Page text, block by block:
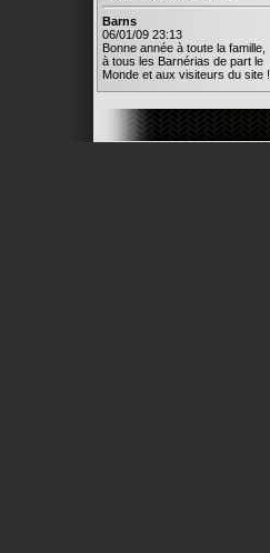
Barns
06/01/09 23:13
Bonne année à toute la famille,
à tous les Barnérias de part le
Monde et aux visiteurs du site !
14/05/08 19:45
Super l'animation du site !
Quelle réactivité ! C'est trop